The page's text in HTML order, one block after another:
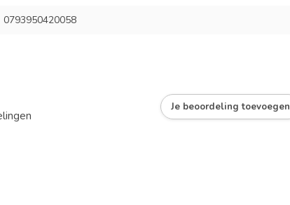
0793950420058
Je beoordeling toevoegen